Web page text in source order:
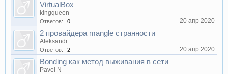
VirtualBox
kingqueen
Ответов: 0 20 апр 2020
2 провайдера mangle странности
Aleksandr
Ответов: 2 20 апр 2020
Bonding как метод выживания в сети
Pavel N